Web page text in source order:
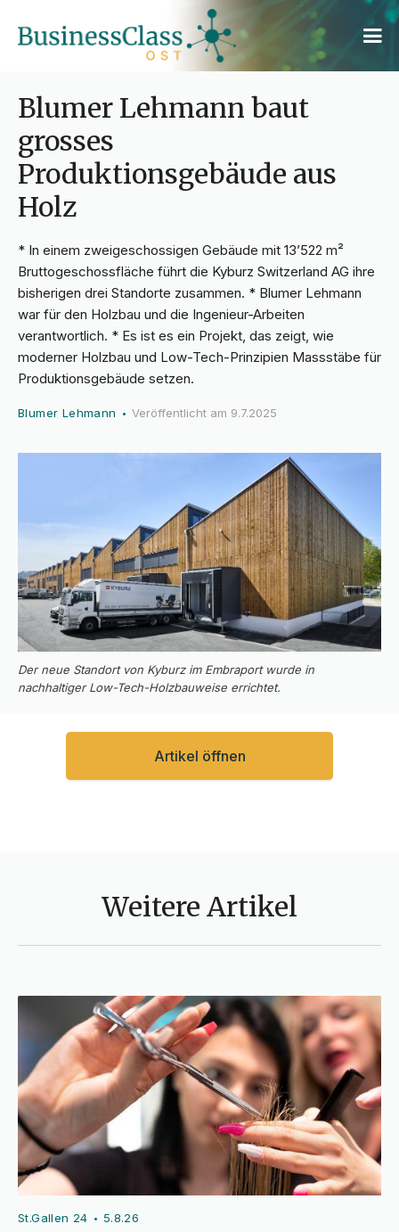
Blumer Lehmann baut
grosses
Produktionsgebäude aus
Holz
* In einem zweigeschossigen Gebäude mit 13’522 m²
Bruttogeschossfläche führt die Kyburz Switzerland AG ihre
bisherigen drei Standorte zusammen. * Blumer Lehmann
war für den Holzbau und die Ingenieur-Arbeiten
verantwortlich. * Es ist es ein Projekt, das zeigt, wie
moderner Holzbau und Low-Tech-Prinzipien Massstäbe für
Produktionsgebäude setzen.
Blumer Lehmann • Veröffentlicht am 9.7.2025
Der neue Standort von Kyburz im Embraport wurde in
nachhaltiger Low-Tech-Holzbauweise errichtet.
Artikel öffnen
Weitere Artikel
St.Gallen 24 • 5.8.26